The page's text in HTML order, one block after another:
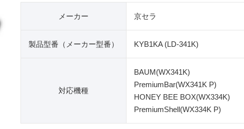
メーカー 京セラ
製品型番（​メーカー型番） KYB1KA (LD-341K)
対応機種
BAUM(WX341K)
PremiumBar(WX341K P)
HONEY BEE BOX(WX334K)
PremiumShell(WX334K P)